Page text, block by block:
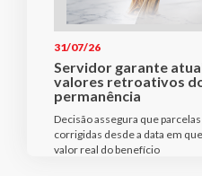
31/07/26
Servidor garante
valores retroativos
permanência
Decisão assegura que
corrigidas desde a data em
valor real do benefício